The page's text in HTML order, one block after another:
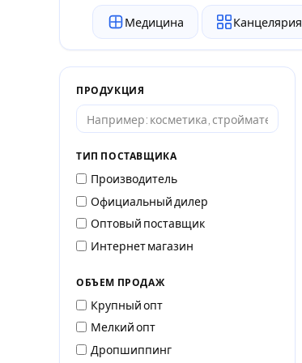
Медицина Канцелярия
ПРОДУКЦИЯ
ТИП ПОСТАВЩИКА
Производитель
Официальный дилер
Оптовый поставщик
Интернет магазин
ОБЪЕМ ПРОДАЖ
Крупный опт
Мелкий опт
Дропшиппинг